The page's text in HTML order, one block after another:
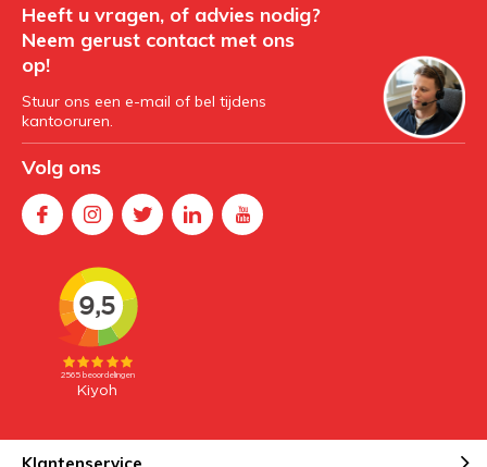
Heeft u vragen, of advies nodig?
Neem gerust contact met ons
op!
Stuur ons een e-mail of bel tijdens
kantooruren.
Volg ons